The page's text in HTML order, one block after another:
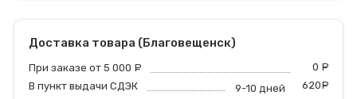
Доставка товара (Благовещенск)
При заказе от 5 000 0
В пункт выдачи СДЭК
9-10 дней 620